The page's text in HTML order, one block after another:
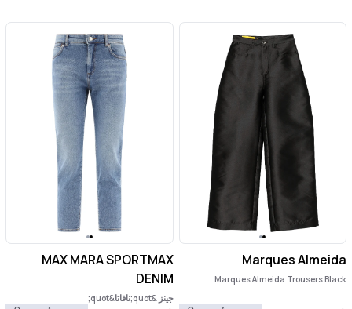
Marques Almeida
Marques Almeida Trousers Black
MAX MARA SPORTMAX
DENIM
جينز &quot;نافاتا&quot;